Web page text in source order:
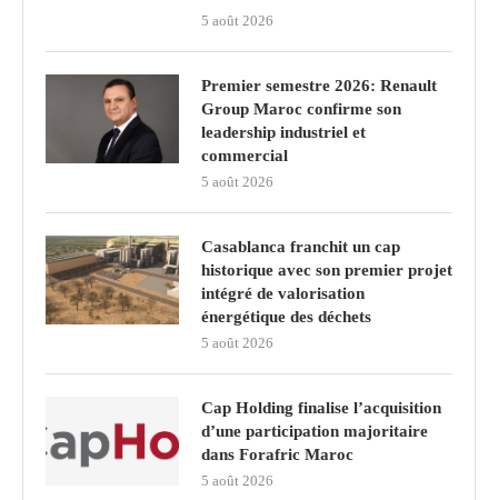
5 août 2026
Premier semestre 2026: Renault
Group Maroc confirme son
leadership industriel et
commercial
5 août 2026
Casablanca franchit un cap
historique avec son premier projet
intégré de valorisation
énergétique des déchets
5 août 2026
Cap Holding finalise l’acquisition
d’une participation majoritaire
dans Forafric Maroc
5 août 2026